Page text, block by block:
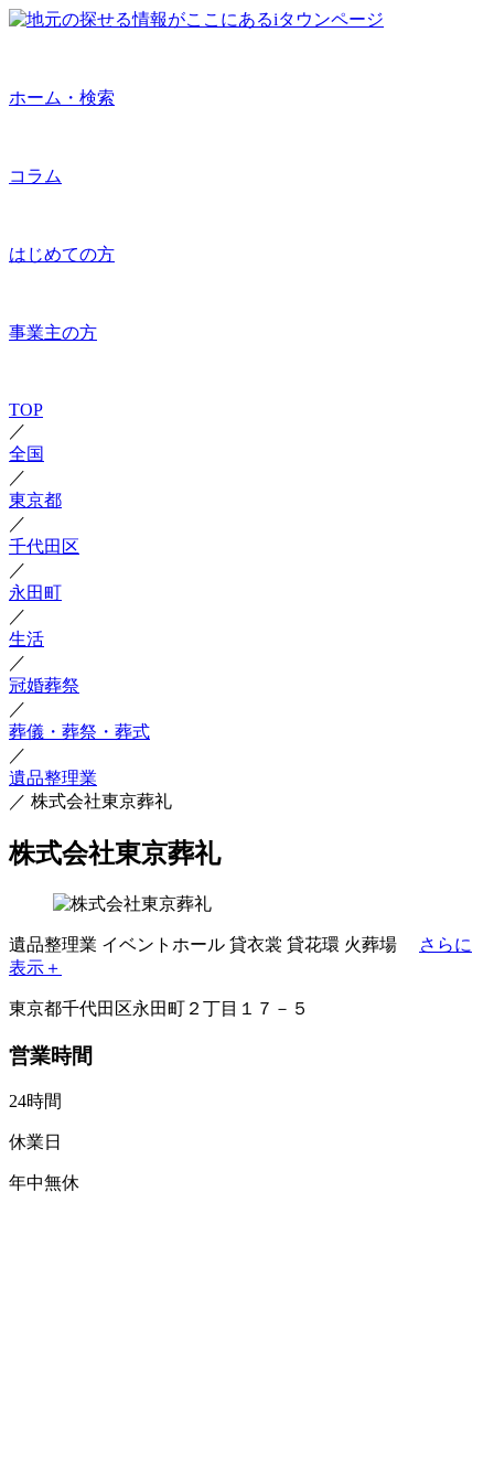
ホーム・検索
コラム
はじめての方
事業主の方
TOP
／
全国
／
東京都
／
千代田区
／
永田町
／
生活
／
冠婚葬祭
／
葬儀・葬祭・葬式
／
遺品整理業
／ 株式会社東京葬礼
株式会社東京葬礼
遺品整理業 イベントホール 貸衣裳 貸花環 火葬場
さらに
表示＋
東京都千代田区永田町２丁目１７－５
営業時間
24時間
休業日
年中無休